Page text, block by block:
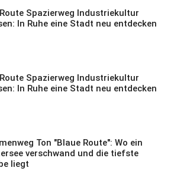
Spazierweg Industriekultur
In Ruhe eine Stadt neu entdecken
Spazierweg Industriekultur
In Ruhe eine Stadt neu entdecken
Ton "Blaue Route": Wo ein
verschwand und die tiefste
liegt